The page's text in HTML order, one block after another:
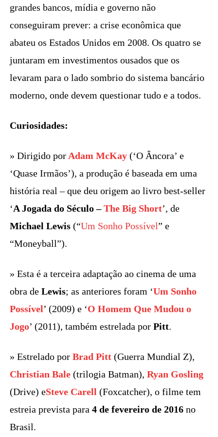
grandes bancos, mídia e governo não
conseguiram prever: a crise econômica que
abateu os Estados Unidos em 2008. Os quatro se
juntaram em investimentos ousados que os
levaram para o lado sombrio do sistema bancário
moderno, onde devem questionar tudo e a todos.
Curiosidades:
» Dirigido por Adam McKay (‘O Âncora’ e
‘Quase Irmãos’), a produção é baseada em uma
história real – que deu origem ao livro best-seller
‘A Jogada do Século –The Big Short’, de
Michael Lewis (“Um Sonho Possível” e
“Moneyball”).
» Esta é a terceira adaptação ao cinema de uma
obra de Lewis; as anteriores foram ‘Um Sonho
Possível’ (2009) e ‘O Homem Que Mudou o
Jogo’ (2011), também estrelada por Pitt.
» Estrelado por Brad Pitt (Guerra Mundial Z),
Christian Bale (trilogia Batman), Ryan Gosling
(Drive) eSteve Carell (Foxcatcher), o filme tem
estreia prevista para 4 de fevereiro de 2016 no
Brasil.